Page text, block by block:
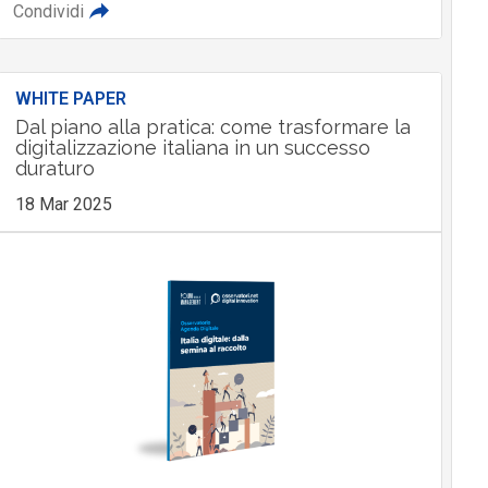
Condividi
WHITE PAPER
Dal piano alla pratica: come trasformare la
digitalizzazione italiana in un successo
duraturo
18 Mar 2025